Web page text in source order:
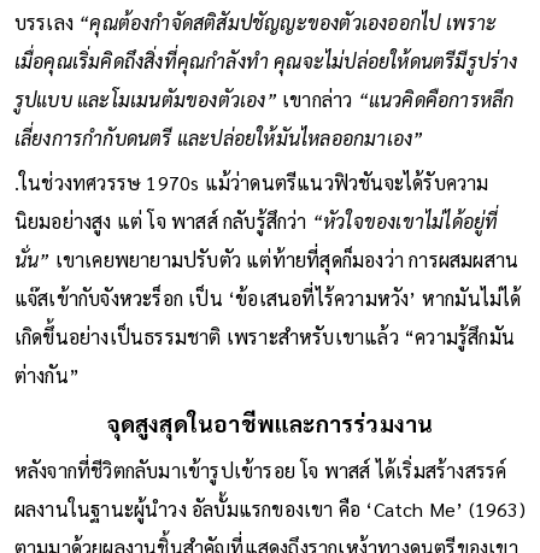
แบบเซ็น (Zen Philosophy) มาใช้ในการคิดถึงดนตรีขณะที่กำลัง
บรรเลง“คุณต้องกำจัดสติสัมปชัญญะของตัวเองออกไป เพราะ
เมื่อคุณเริ่มคิดถึงสิ่งที่คุณกำลังทำ คุณจะไม่ปล่อยให้ดนตรีมีรูปร่าง
รูปแบบ และโมเมนตัมของตัวเอง”เขากล่าว“แนวคิดคือการหลีก
เลี่ยงการกำกับดนตรี และปล่อยให้มันไหลออกมาเอง”
.ในช่วงทศวรรษ 1970s แม้ว่าดนตรีแนวฟิวชันจะได้รับความ
นิยมอย่างสูง แต่ โจ พาสส์ กลับรู้สึกว่า“หัวใจของเขาไม่ได้อยู่ที่
นั่น”เขาเคยพยายามปรับตัว แต่ท้ายที่สุดก็มองว่า การผสมผสาน
แจ๊สเข้ากับจังหวะร็อก เป็น ‘ข้อเสนอที่ไร้ความหวัง’ หากมันไม่ได้
เกิดขึ้นอย่างเป็นธรรมชาติ เพราะสำหรับเขาแล้ว “ความรู้สึกมัน
จุดสูงสุดในอาชีพและการร่วมงาน
หลังจากที่ชีวิตกลับมาเข้ารูปเข้ารอย โจ พาสส์ ได้เริ่มสร้างสรรค์
ผลงานในฐานะผู้นำวง อัลบั้มแรกของเขา คือ ‘Catch Me’ (1963)